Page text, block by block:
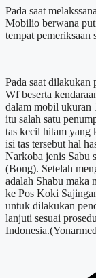
Pada saat
Mobilio berwana
tempat pemeriksaan
Pada saat dilakukan
Wf beserta
dalam mobil ukuran
itu salah satu
tas kecil hitam yang
isi tas tersebut hal
Narkoba jenis Sabu
(Bong). Setelah
adalah Shabu maka
ke Pos Koki
untuk dilakukan
lanjuti sesuai